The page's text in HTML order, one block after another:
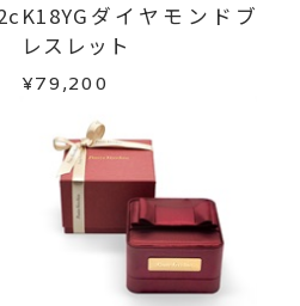
K18YGダイヤモンドブ
レスレット
¥79,200